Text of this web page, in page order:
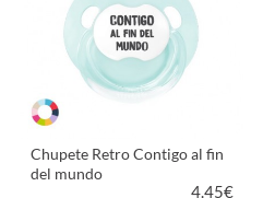
Chupete Retro Contigo al fin
del mundo
4.45€